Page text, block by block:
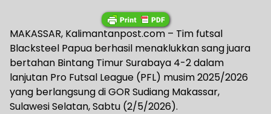
MAKASSAR, Kalimantanpost.com – Tim futsal
Blacksteel Papua berhasil menaklukkan sang juara
bertahan Bintang Timur Surabaya 4-2 dalam
lanjutan Pro Futsal League (PFL) musim 2025/2026
yang berlangsung di GOR Sudiang Makassar,
Sulawesi Selatan, Sabtu (2/5/2026).